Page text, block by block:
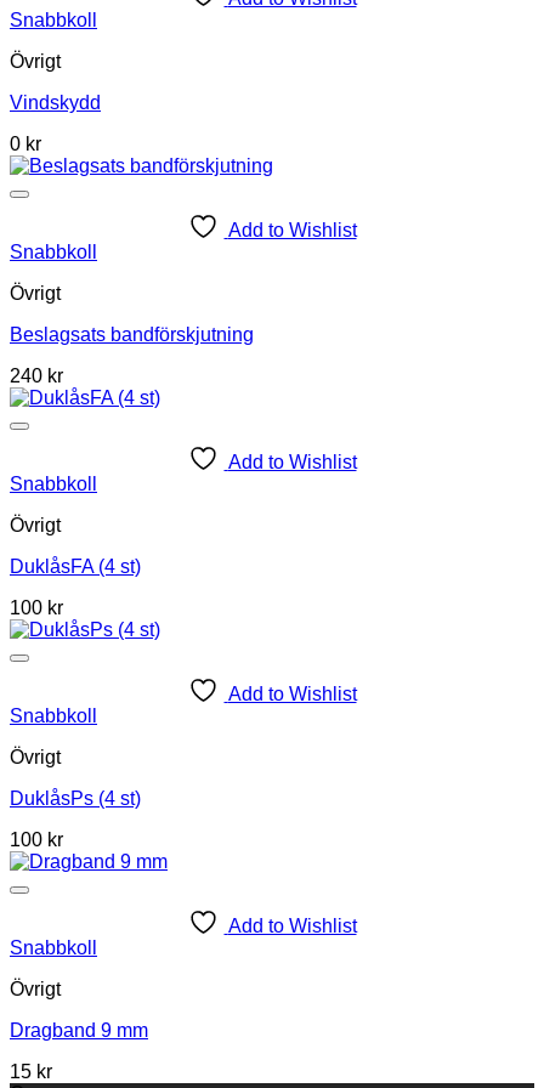
Snabbkoll
Övrigt
Vindskydd
0 kr
Add to Wishlist
Snabbkoll
Övrigt
Beslagsats bandförskjutning
240 kr
Add to Wishlist
Snabbkoll
Övrigt
DuklåsFA (4 st)
100 kr
Add to Wishlist
Snabbkoll
Övrigt
DuklåsPs (4 st)
100 kr
Add to Wishlist
Snabbkoll
Övrigt
Dragband 9 mm
15 kr